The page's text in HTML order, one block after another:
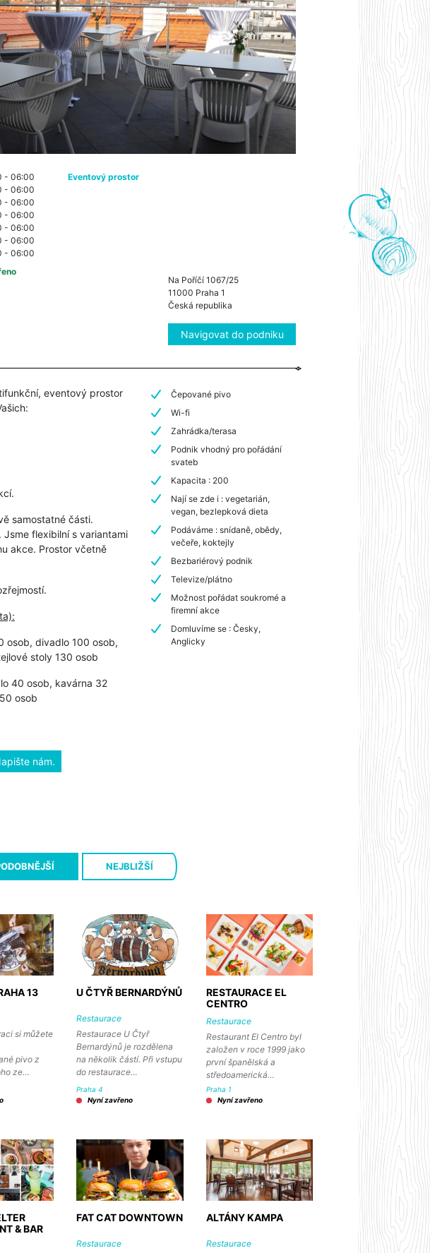
- 06:00
- 06:00
- 06:00
- 06:00
- 06:00
- 06:00
- 06:00
Eventový prostor
Na Poříčí 1067/25
11000 Praha 1
Česká republika
Navigovat do podniku
eventový prostor
samostatné části.
Jsme flexibilní s variantami
akce. Prostor včetně
osob, divadlo 100 osob,
stoly 130 osob
40 osob, kavárna 32
osob
Čepované pivo
Wi-fi
Zahrádka/terasa
Podnik vhodný pro pořádání
svateb
Kapacita : 200
Nají se zde i : vegetarián,
vegan, bezlepková dieta
Podáváme : snídaně, obědy,
večeře, koktejly
Bezbariérový podnik
Televize/plátno
Možnost pořádat soukromé a
firemní akce
Domluvíme se : Česky,
Anglicky
nám.
NEJBLIŽŠÍ
13
si můžete
pivo z
ze…
U ČTYŘ BERNARDÝNŮ
Restaurace
Restaurace U Čtyř
Bernardýnů je rozdělena
na několik částí. Při vstupu
do restaurace…
Praha 4
Nyní zavřeno
RESTAURACE EL
CENTRO
Restaurace
Restaurant El Centro byl
založen v roce 1999 jako
první španělská a
středoamerická…
Praha 1
Nyní zavřeno
& BAR
FAT CAT DOWNTOWN
Restaurace
ALTÁNY KAMPA
Restaurace